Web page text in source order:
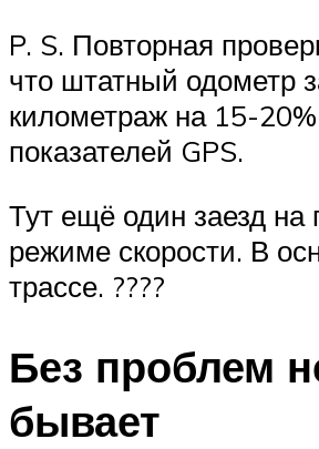
P. S. Повторная
что штатный одометр
километраж на 15-
показателей GPS.
Тут ещё один заезд на
режиме скорости. В
трассе. ????
Без проблем
бывает